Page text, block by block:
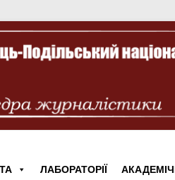
ЛАБОРАТОРІЇ